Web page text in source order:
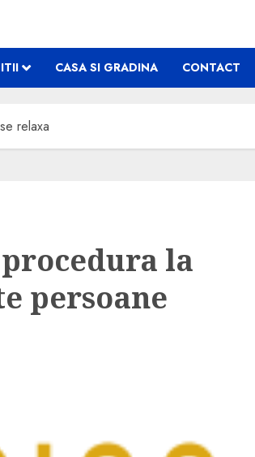
CASA SI GRADINA CONTACT
relaxa
la
persoane